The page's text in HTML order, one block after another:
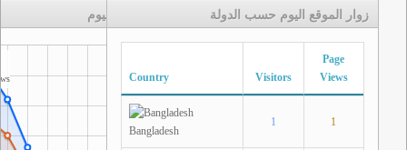
زوار الموقع اليوم زوار الموقع اليوم حسب الدولة
Country Visitors
Page
Views
Bangladesh
1 1